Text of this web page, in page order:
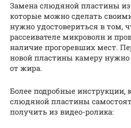
Замена слюдяной пластины из
которые можно сделать
нужно удостовериться в том,
рассеивателе микроволн и
наличие прогоревших мест.
новой пластины камеру
от жира.
Более подробные инструкции,
слюдяной пластины
получить из видео-ролика: